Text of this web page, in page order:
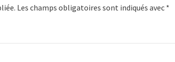
Les champs obligatoires sont indiqués avec *